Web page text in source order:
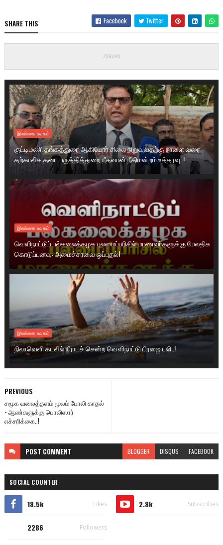
SHARE THIS Facebook Twitter
இலங்கை.உலகம்
குட்டிமணி தங்கத்துரை ஆகியோர் சிலை நிறுவுவதற்கு நாளை வரை
தற்காலிக தடை பருத்தித்துறை நீதவான் நீதிமன்றம் உத்தரவு..!
இலங்கை.உலகம்
வெளிநாட்டுப் பல்கலைக்கழக புலமைப்பரிசில் மாணவர்களுக்கு மேலதிக
கொடுப்பனவு: அமைச்சரவை ஒப்புதல்!
இலங்கை.உலகம்
நிலாவெளி கடலில் நீராடச் சென்ற வௌிநாட்டு பிரஜை பலி..!
PREVIOUS
சமூக வலைத்தளம் மூலம் போலி காதல்
- ஆண்களுக்கு பொலிஸார்
எச்சரிக்கை..!
POST COMMENT BLOGGER DISQUS FACEBOOK
SOCIAL COUNTER
18.5k Likes 2.8k Subscribes
2286 Followers